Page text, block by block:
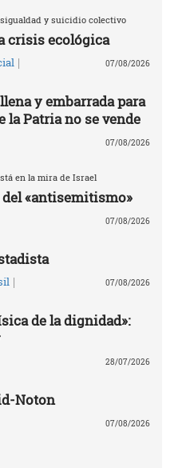
y suicidio colectivo
crisis ecológica
| 07/08/2026
y embarrada para
la Patria no se vende
07/08/2026
en la mira de Israel
«antisemitismo»
07/08/2026
| 07/08/2026
de la dignidad»:
28/07/2026
Noton
07/08/2026